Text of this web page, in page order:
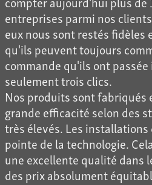
entreprises parmi nos
eux nous sont restés
qu'ils peuvent toujours
commande qu'ils ont passée
seulement trois clics.
Nos produits sont fabriqués
grande efficacité selon des
très élevés. Les
pointe de la technologie.
une excellente qualité dans
des prix absolument